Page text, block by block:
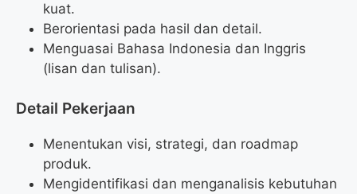
kuat.
Berorientasi pada hasil dan detail.
Menguasai Bahasa Indonesia dan Inggris
(lisan dan tulisan).
Detail Pekerjaan
Menentukan visi, strategi, dan roadmap
produk.
Mengidentifikasi dan menganalisis kebutuhan